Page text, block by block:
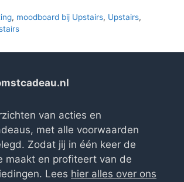
, moodboard bij Upstairs, Upstairs,
van acties en
met alle voorwaarden
Zodat jij in één keer de
maakt en profiteert van de
Lees hier alles over ons